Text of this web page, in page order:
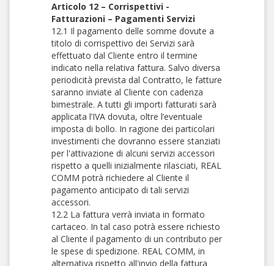
Articolo 12 – Corrispettivi -
Fatturazioni – Pagamenti Servizi
12.1 Il pagamento delle somme dovute a
titolo di corrispettivo dei Servizi sarà
effettuato dal Cliente entro il termine
indicato nella relativa fattura. Salvo diversa
periodicità prevista dal Contratto, le fatture
saranno inviate al Cliente con cadenza
bimestrale. A tutti gli importi fatturati sarà
applicata l’IVA dovuta, oltre l’eventuale
imposta di bollo. In ragione dei particolari
investimenti che dovranno essere stanziati
per l'attivazione di alcuni servizi accessori
rispetto a quelli inizialmente rilasciati, REAL
COMM potrà richiedere al Cliente il
pagamento anticipato di tali servizi
accessori.
12.2 La fattura verrà inviata in formato
cartaceo. In tal caso potrà essere richiesto
al Cliente il pagamento di un contributo per
le spese di spedizione. REAL COMM, in
alternativa rispetto all'invio della fattura